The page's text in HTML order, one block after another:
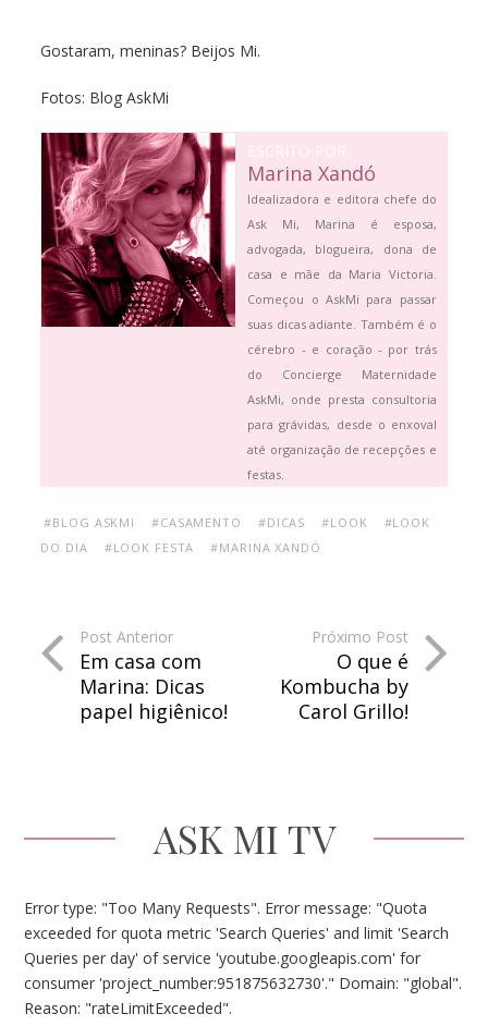
Gostaram, meninas? Beijos Mi.
Fotos: Blog AskMi
ESCRITO POR
Marina Xandó
Idealizadora e editora chefe do
Ask Mi, Marina é esposa,
advogada, blogueira, dona de
casa e mãe da Maria Victoria.
Começou o AskMi para passar
suas dicas adiante. Também é o
cérebro - e coração - por trás
do Concierge Maternidade
AskMi, onde presta consultoria
para grávidas, desde o enxoval
até organização de recepções e
festas.
#BLOG ASKMI #CASAMENTO #DICAS #LOOK
#LOOK
DO DIA
#LOOK FESTA #MARINA XANDÓ
Post Anterior
Em casa com
Marina: Dicas
papel higiênico!
Próximo Post
O que é
Kombucha by
Carol Grillo!
ASK MI TV
Error type: "Too Many Requests". Error message: "Quota
exceeded for quota metric 'Search Queries' and limit 'Search
Queries per day' of service 'youtube.googleapis.com' for
consumer 'project_number:951875632730'." Domain: "global".
Reason: "rateLimitExceeded".